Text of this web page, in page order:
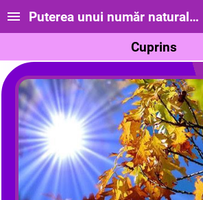
Puterea unui număr natural
Cuprins